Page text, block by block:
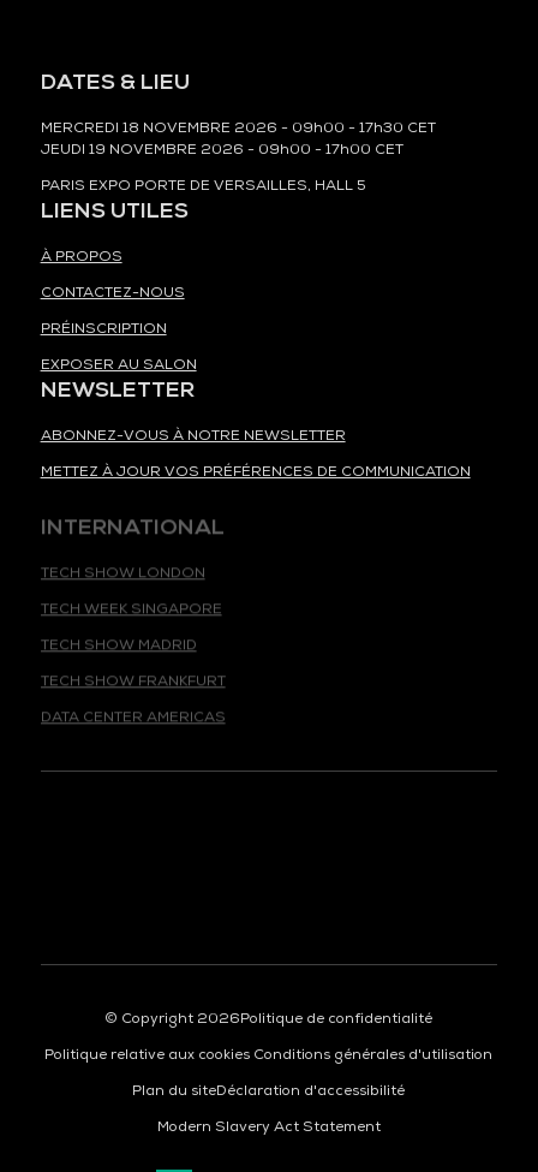
DATES & LIEU
MERCREDI 18 NOVEMBRE 2026 - 09h00 - 17h30 CET
JEUDI 19 NOVEMBRE 2026 - 09h00 - 17h00 CET
PARIS EXPO PORTE DE VERSAILLES, HALL 5
LIENS UTILES
À PROPOS
CONTACTEZ-NOUS
PRÉINSCRIPTION
EXPOSER AU SALON
NEWSLETTER
ABONNEZ-VOUS À NOTRE NEWSLETTER
METTEZ À JOUR VOS PRÉFÉRENCES DE COMMUNICATION
TECH WEEK SINGAPORE
TECH SHOW MADRID
TECH SHOW FRANKFURT
DATA CENTER AMERICAS
© Copyright 2026Politique de confidentialité
Politique relative aux cookies Conditions générales d'utilisation
Plan du siteDéclaration d'accessibilité
Modern Slavery Act Statement